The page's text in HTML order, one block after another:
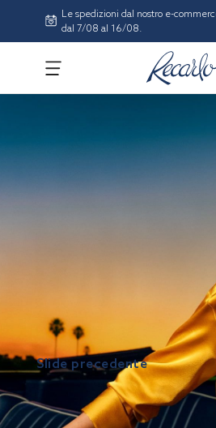
Le spedizioni dal nostro e-
dal 7/08 al 16/08.
Slide precedente